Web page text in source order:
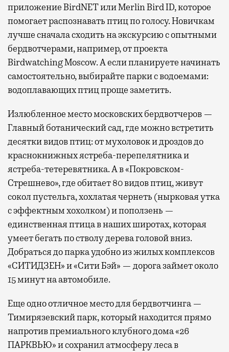
приложение BirdNET или Merlin Bird ID, которое
помогает распознавать птиц по голосу. Новичкам
лучше сначала сходить на экскурсию с опытными
бердвотчерами, например, от проекта
Birdwatching Moscow. А если планируете начинать
самостоятельно, выбирайте парки с водоемами:
водоплавающих птиц проще заметить.
Излюбленное место московских бердвотчеров —
Главный ботанический сад, где можно встретить
десятки видов птиц: от мухоловок и дроздов до
краснокнижных ястреба-перепелятника и
ястреба-тетеревятника. А в «Покровском-
Стрешнево», где обитает 80 видов птиц, живут
сокол пустельга, хохлатая чернеть (нырковая утка
с эффектным хохолком) и поползень —
единственная птица в наших широтах, которая
умеет бегать по стволу дерева головой вниз.
Добраться до парка удобно из жилых комплексов
«СИТИДЗЕН» и «Сити Бэй» — дорога займет около
15 минут на автомобиле.
Еще одно отличное место для бердвотчинга —
Тимирязевский парк, который находится прямо
напротив премиального клубного дома «26
ПАРКВЬЮ» и сохранил атмосферу леса в